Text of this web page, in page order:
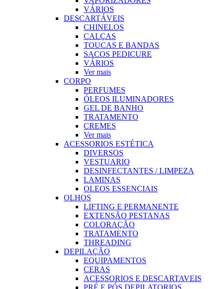
VÁRIOS
DESCARTÁVEIS
CHINELOS
CALÇAS
TOUCAS E BANDAS
SACOS PEDICURE
VÁRIOS
Ver mais
CORPO
PERFUMES
ÓLEOS ILUMINADORES
GEL DE BANHO
TRATAMENTO
CREMES
Ver mais
ACESSORIOS ESTÉTICA
DIVERSOS
VESTUARIO
DESINFECTANTES / LIMPEZA
LAMINAS
OLEOS ESSENCIAIS
OLHOS
LIFTING E PERMANENTE
EXTENSÃO PESTANAS
COLORAÇÃO
TRATAMENTO
THREADING
DEPILAÇÃO
EQUIPAMENTOS
CERAS
ACESSORIOS E DESCARTAVEIS
PRÉ E PÓS DEPILATORIOS